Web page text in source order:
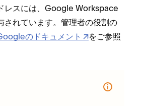
レスには⁠、Google Workspace
されています⁠。管理者の役割の
のドキ⁠ュメント
をご参照